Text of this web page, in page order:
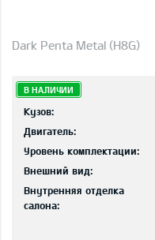
Dark Penta Metal (H8G)
В НАЛИЧИИ
Кузов:
Двигатель:
Уровень комплектации:
Внешний вид:
Внутренняя отделка
салона: